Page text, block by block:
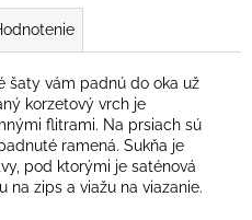
šaty vám padnú do oka už
korzetový vrch je
flitrami. Na prsiach sú
ramená. Sukňa je
pod ktorými je saténová
na zips a viažu na viazanie.